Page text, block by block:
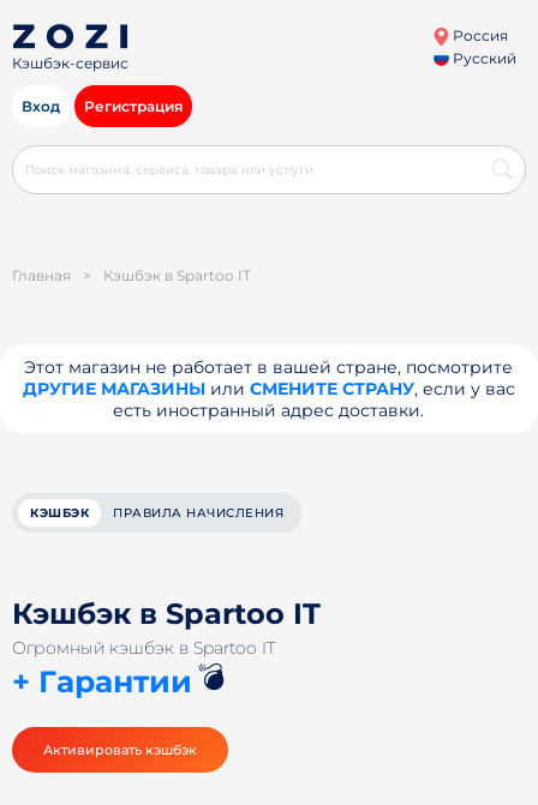
Кэшбэк-сервис
Россия
Русский
Вход Регистрация
Главная > Кэшбэк в Spartoo IT
Этот магазин не работает в вашей стране, посмотрите
ДРУГИЕ МАГАЗИНЫили СМЕНИТЕ СТРАНУ, если у вас
есть иностранный адрес доставки.
КЭШБЭК ПРАВИЛА НАЧИСЛЕНИЯ
Кэшбэк в Spartoo IT
Огромный кэшбэк в Spartoo IT
+ Гарантии 💣
Активировать кэшбэк